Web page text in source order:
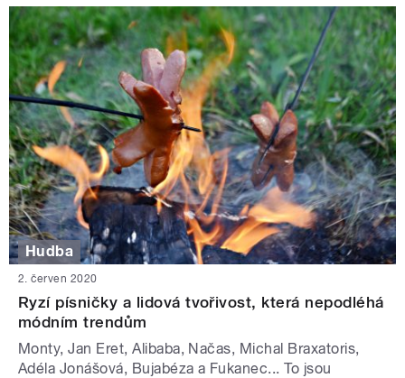
Hudba
2. červen 2020
Ryzí písničky a lidová tvořivost, která nepodléhá
módním trendům
Monty, Jan Eret, Alibaba, Načas, Michal Braxatoris,
Adéla Jonášová, Bujabéza a Fukanec... To jsou